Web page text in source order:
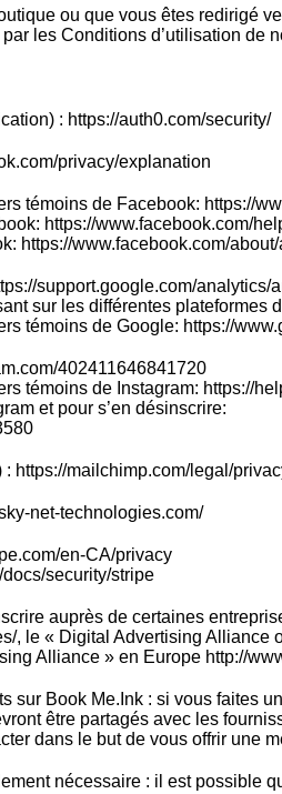
ou que vous êtes redirigé
les Conditions d’utilisation de
: https://auth0.com/security/
privacy/explanation
témoins de Facebook: https://
https://www.facebook.com/
https://www.facebook.com/
support.google.com/analytics/
sur les différentes plateformes
témoins de Google: https://
402411646841720
témoins de Instagram: https://
et pour s’en désinscrire:
https://mailchimp.com/legal/
net-technologies.com/
en-CA/privacy
docs/security/stripe
auprès de certaines
, le « Digital Advertising Alliance
Alliance » en Europe http://
sur Book Me.Ink : si vous faites
être partagés avec les
dans le but de vous offrir une
nécessaire : il est possible